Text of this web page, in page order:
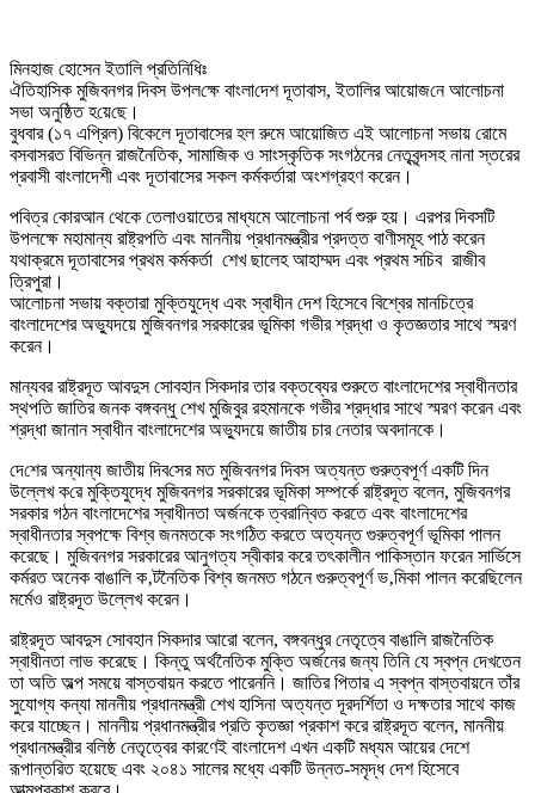
মিনহাজ হোসেন ইতালি প্রতিনিধিঃ
ঐ‌তিহা‌সিক মু‌জিবনগর দিবস উপল‌ক্ষে বাংলা‌দেশ দূতাবাস, ইতা‌লির আয়োজ‌নে আলোচনা
সভা অনু‌ষ্ঠিত হ‌য়ে‌ছে।
বুধবার (১৭ এপ্রিল) বিকেলে দূতাবাসের হল রুমে আয়োজিত এই আলোচনা সভায় রোমে
বসবাসরত বিভিন্ন রাজনৈতিক, সামাজিক ও সাংস্কৃতিক সংগঠনের নেতৃবৃন্দসহ নানা স্তরের
প্রবাসী বাংলাদেশী এবং দূতাবাসের সকল কর্মকর্তারা অংশগ্রহণ করেন।
পবিত্র কোরআন থেকে তেলাওয়াতের মাধ্যমে আলোচনা পর্ব শুরু হয়। এরপর দিবসটি
উপলক্ষে মহামান্য রাষ্ট্রপতি এবং মাননীয় প্রধানমন্ত্রীর প্রদত্ত বাণীসমূহ পাঠ করেন
যথাক্রমে দূতাবাসের প্রথম কর্মকর্তা শেখ ছালেহ আহাম্মদ এবং প্রথম সচিব রাজীব
ত্রিপুরা।
আলোচনা সভায় বক্তারা মুক্তিযুদ্ধে এবং স্বাধীন দেশ হিসেবে বিশ্বের মানচিত্রে
বাংলাদেশের অভ্যুদয়ে মুজিবনগর সরকারের ভূমিকা গভীর শ্রদ্ধা ও কৃতজ্ঞতার সাথে স্মরণ
করেন।
মান্যবর রাষ্ট্রদূত আবদুস সোবহান সিকদার তার বক্তব্যের শুরুতে বাংলাদেশের স্বাধীনতার
স্থপতি জাতির জনক বঙ্গবন্ধু শেখ মুজিবুর রহমানকে গভীর শ্রদ্ধার সাথে স্মরণ করেন এবং
শ্রদ্ধা জানান স্বাধীন বাংলাদেশের অভ্যুদয়ে জাতীয় চার নেতার অবদানকে।
দে‌শের অন্যান্য জাতীয় দিব‌সের মত মু‌জিবনগর দিবস অত্যন্ত গুরুত্বপূর্ণ এক‌টি দিন
উল্লেখ ক‌রে মুক্তিযুদ্ধে মুজিবনগর সরকারের ভূমিকা সম্পর্কে রাষ্ট্রদূত বলেন, মুজিবনগর
সরকার গঠন বাংলাদেশের স্বাধীনতা অর্জনকে ত্বরান্বিত করতে এবং বাংলাদেশের
স্বাধীনতার স্বপক্ষে বিশ্ব জনমতকে সংগঠিত করতে অত্যন্ত গুরুত্বপূর্ণ ভূমিকা পালন
করেছে। মুজিবনগর সরকারের আনুগত্য স্বীকার করে তৎকালীন পাকিস্তান ফরেন সার্ভিসে
কর্মরত অনেক বাঙালি ক‚টনৈতিক বিশ্ব জনমত গঠনে গুরুত্বপূর্ণ ভ‚মিকা পালন করেছিলেন
মর্মেও রাষ্ট্রদূত উল্লেখ করেন।
রাষ্ট্রদূত আবদুস সোবহান সিকদার আরো বলেন, বঙ্গবন্ধুর নেতৃত্বে বাঙালি রাজনৈতিক
স্বাধীনতা লাভ করেছে। কিন্তু অর্থনৈতিক মুক্তি অর্জনের জন্য তিনি যে স্বপ্ন দেখতেন
তা অতি অল্প সময়ে বাস্তবায়ন করতে পারেননি। জাতির পিতার এ স্বপ্ন বাস্তবায়নে তাঁর
সুযোগ্য কন্যা মাননীয় প্রধানমন্ত্রী শেখ হাসিনা অত্যন্ত দূরদর্শিতা ও দক্ষতার সাথে কাজ
করে যাচ্ছেন। মাননীয় প্রধানমন্ত্রীর প্রতি কৃতজ্ঞা প্রকাশ করে রাষ্ট্রদূত বলেন, মাননীয়
প্রধানমন্ত্রীর বলিষ্ঠ নেতৃত্বের কারণেই বাংলাদেশ এখন একটি মধ্যম আয়ের দেশে
রূপান্তরিত হয়েছে এবং ২০৪১ সালের মধ্যে একটি উন্নত-সমৃদ্ধ দেশ হিসেবে